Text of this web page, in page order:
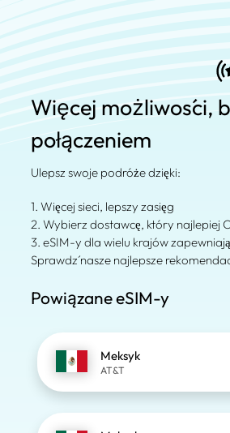
Więcej możliwości,
połączeniem
Ulepsz swoje podróże dzięki:
1. Więcej sieci, lepszy zasięg
2. Wybierz dostawcę, który najlepiej
3. eSIM-y dla wielu krajów
Sprawdź nasze najlepsze
Powiązane eSIM-y
Meksyk
AT&T